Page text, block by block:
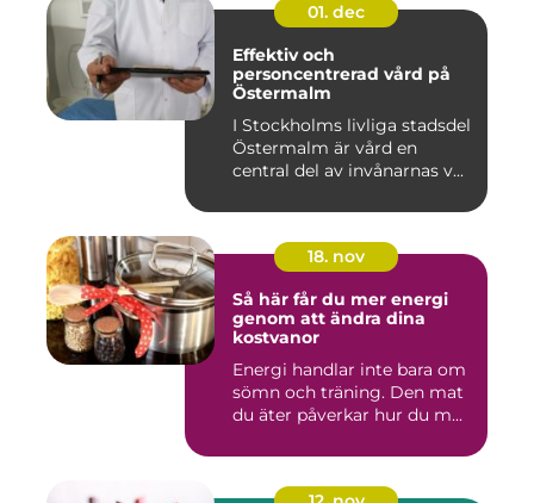
01. dec
Effektiv och
personcentrerad vård på
Östermalm
I Stockholms livliga stadsdel
Östermalm är vård en
central del av invånarnas v...
18. nov
Så här får du mer energi
genom att ändra dina
kostvanor
Energi handlar inte bara om
sömn och träning. Den mat
du äter påverkar hur du m...